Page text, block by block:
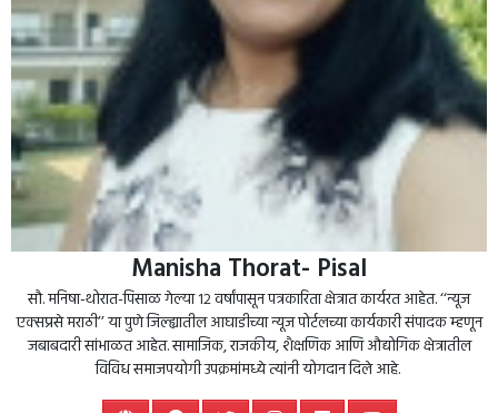
Manisha Thorat- Pisal
सौ. मनिषा-थोरात-पिसाळ गेल्या १२ वर्षांपासून पत्रकारिता क्षेत्रात कार्यरत आहेत. ‘‘न्यूज
एक्सप्रसे मराठी’’ या पुणे जिल्ह्यातील आघाडीच्या न्यूज पोर्टलच्या कार्यकारी संपादक म्हणून
जबाबदारी सांभाळत आहेत. सामाजिक, राजकीय, शैक्षणिक आणि औद्योगिक क्षेत्रातील
विविध समाजपयोगी उपक्रमांमध्ये त्यांनी योगदान दिले आहे.